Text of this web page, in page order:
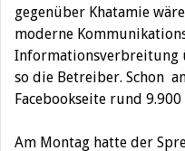
gegenüber Khatamie
moderne
Informationsverbreitung
so die Betreiber. Schon
Facebookseite rund 9.900
Am Montag hatte der